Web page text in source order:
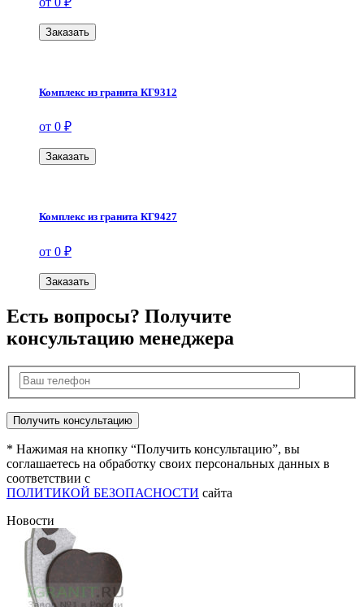
Заказать
Комплекс из гранита КГ9312
от 0 ₽
Заказать
Комплекс из гранита КГ9427
от 0 ₽
Заказать
Есть вопросы? Получите
консультацию менеджера
* Нажимая на кнопку “Получить консультацию”, вы
соглашаетесь на обработку своих персональных данных в
соответствии с
ПОЛИТИКОЙ БЕЗОПАСНОСТИ сайта
Новости